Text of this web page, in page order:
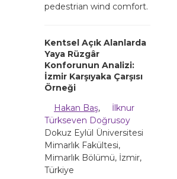
pedestrian wind comfort.
Kentsel Açık Alanlarda
Yaya Rüzgâr
Konforunun Analizi:
İzmir Karşıyaka Çarşısı
Örneği
Hakan Baş,
İlknur
Türkseven Doğrusoy
Dokuz Eylül Üniversitesi
Mimarlık Fakültesi,
Mimarlık Bölümü, İzmir,
Türkiye